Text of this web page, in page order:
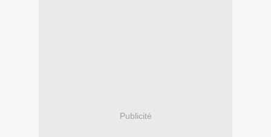
Publicité